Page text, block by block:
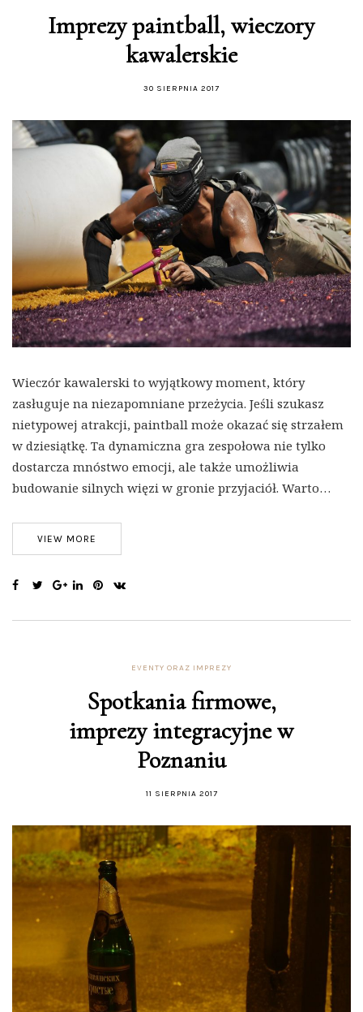
Imprezy paintball, wieczory
kawalerskie
30 SIERPNIA 2017
Wieczór kawalerski to wyjątkowy moment, który
zasługuje na niezapomniane przeżycia. Jeśli szukasz
nietypowej atrakcji, paintball może okazać się strzałem
w dziesiątkę. Ta dynamiczna gra zespołowa nie tylko
dostarcza mnóstwo emocji, ale także umożliwia
budowanie silnych więzi w gronie przyjaciół. Warto…
VIEW MORE
EVENTY ORAZ IMPREZY
Spotkania firmowe,
imprezy integracyjne w
Poznaniu
11 SIERPNIA 2017